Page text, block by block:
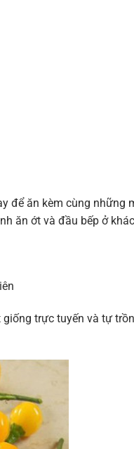
ăn kèm cùng những
ăn ớt và đầu bếp ở
trực tuyến và tự